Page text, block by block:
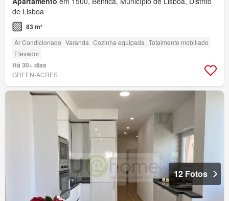
de Lisboa
83 m²
Ar Condicionado Varanda Cozinha equipada Totalmente mobiliado
Elevador
Há 30+ dias
GREEN-ACRES
12 Fotos